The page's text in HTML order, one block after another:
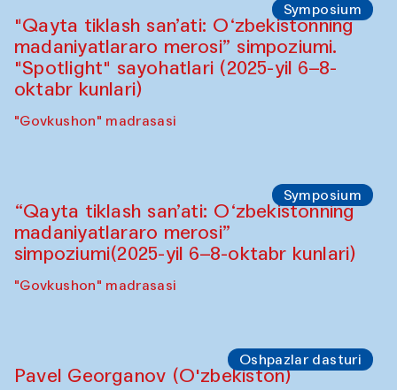
Symposium
"Qayta tiklash san’ati: O‘zbekistonning
madaniyatlararo merosi” simpoziumi.
"Spotlight" sayohatlari (2025-yil 6–8-
oktabr kunlari)
"Govkushon" madrasasi
Symposium
“Qayta tiklash san’ati: O‘zbekistonning
madaniyatlararo merosi”
simpoziumi(2025-yil 6–8-oktabr kunlari)
"Govkushon" madrasasi
Oshpazlar dasturi
Pavel Georganov (O'zbekiston)